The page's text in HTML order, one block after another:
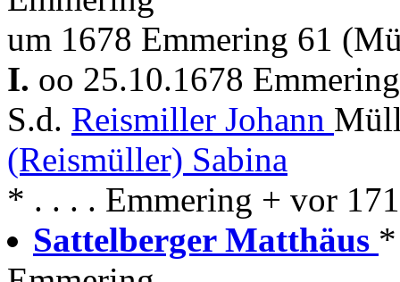
um 1678 Emmering 61
I. oo 25.10.1678
S.d. Reismiller Johann
(Reismüller) Sabina
* . . . . Emmering + vor
Sattelberger Matthäus